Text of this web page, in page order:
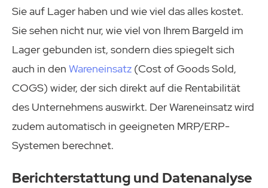
Sie auf Lager haben und wie viel das alles kostet.
Sie sehen nicht nur, wie viel von Ihrem Bargeld im
Lager gebunden ist, sondern dies spiegelt sich
auch in den Wareneinsatz (Cost of Goods Sold,
COGS) wider, der sich direkt auf die Rentabilität
des Unternehmens auswirkt. Der Wareneinsatz wird
zudem automatisch in geeigneten MRP/ERP-
Systemen berechnet.
Berichterstattung und Datenanalyse